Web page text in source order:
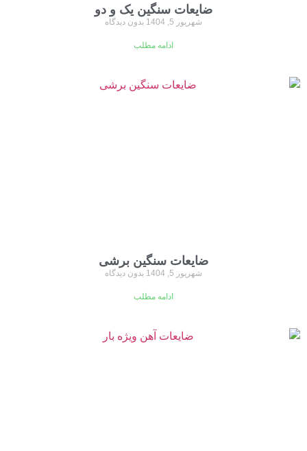
ضایعات سنگین یک و دو
شهریور 5, 1404 بدون دیدگاه
ادامه مطلب
ضایعات سنگین برشی
شهریور 5, 1404 بدون دیدگاه
ادامه مطلب